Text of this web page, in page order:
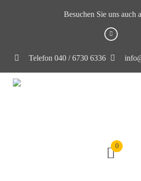
Besuchen Sie uns auch
Telefon 040 / 6730 6336
0